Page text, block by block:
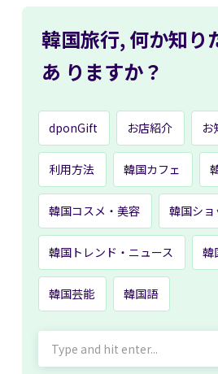
韓国旅行, 何か知り
あ りますか？
dponGift お店紹介 お
利用方法 韓国カフェ
韓国コスメ・美容 韓国シ
韓国トレンド・ニュース 韓
韓国芸能 韓国語